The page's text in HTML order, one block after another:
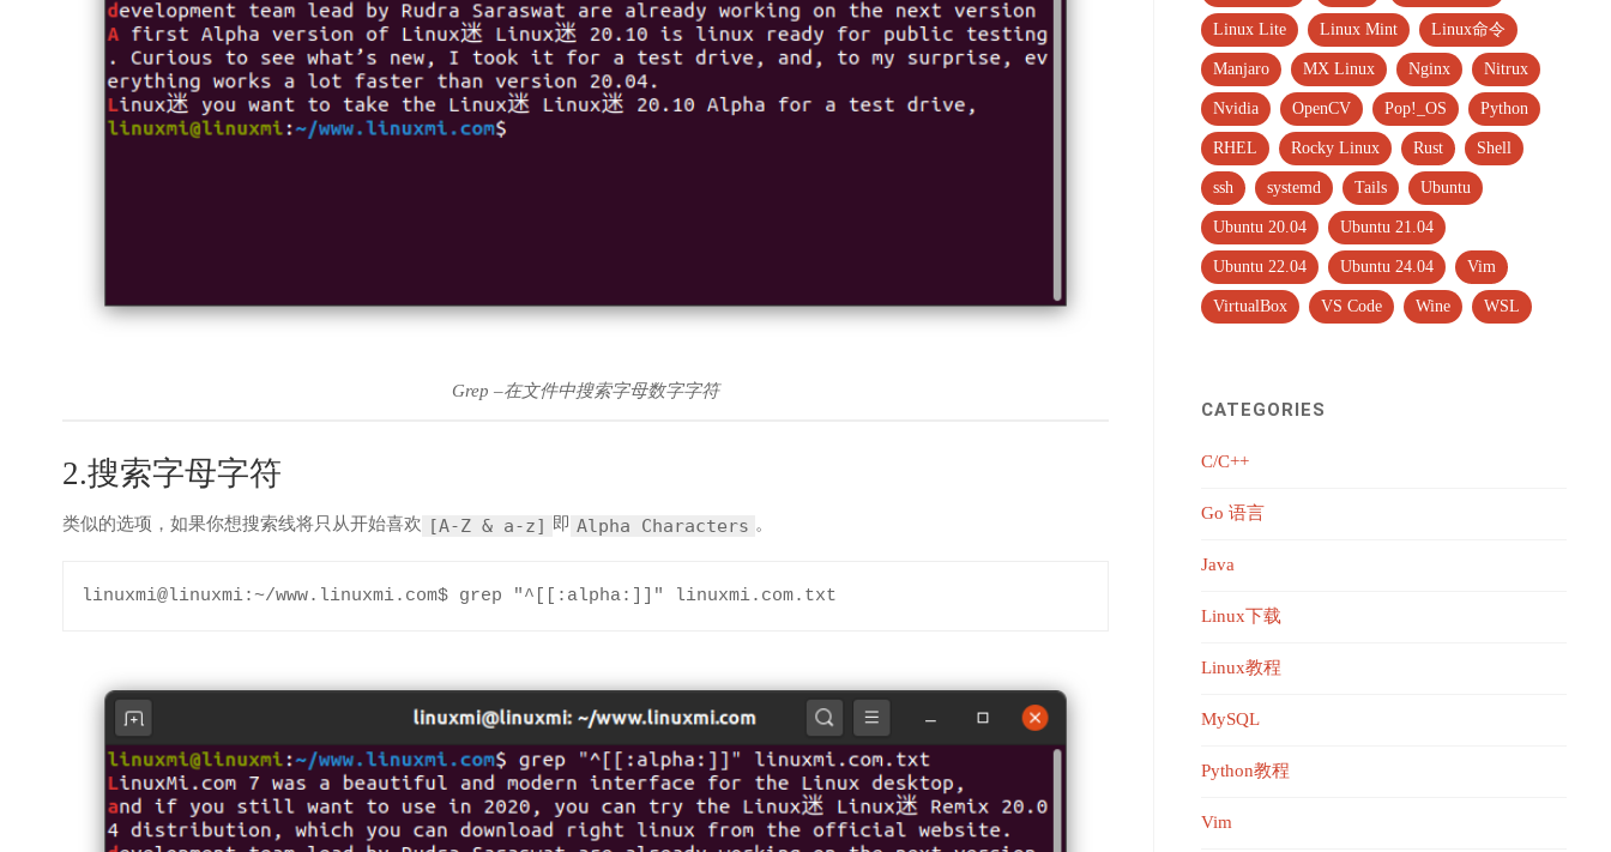
Grep –在文件中搜索字母数字字符
2.搜索字母字符
类似的选项，如果你想搜索线将只从开始喜欢 [A-Z & a-z] 即 Alpha Characters 。
Linux Lite Linux Mint Linux命令
Manjaro MX Linux Nginx Nitrux
Nvidia OpenCV Pop!_OS Python
RHEL Rocky Linux Rust Shell
ssh systemd Tails Ubuntu
Ubuntu 20.04 Ubuntu 21.04
Ubuntu 22.04 Ubuntu 24.04 Vim
VirtualBox VS Code Wine WSL
CATEGORIES
C/C++
Go 语言
Java
Linux下载
Linux教程
MySQL
Python教程
Vim